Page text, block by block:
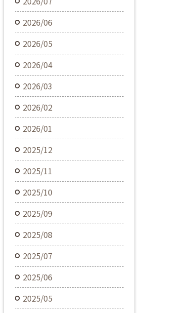
2026/06
2026/05
2026/04
2026/03
2026/02
2026/01
2025/12
2025/11
2025/10
2025/09
2025/08
2025/07
2025/06
2025/05